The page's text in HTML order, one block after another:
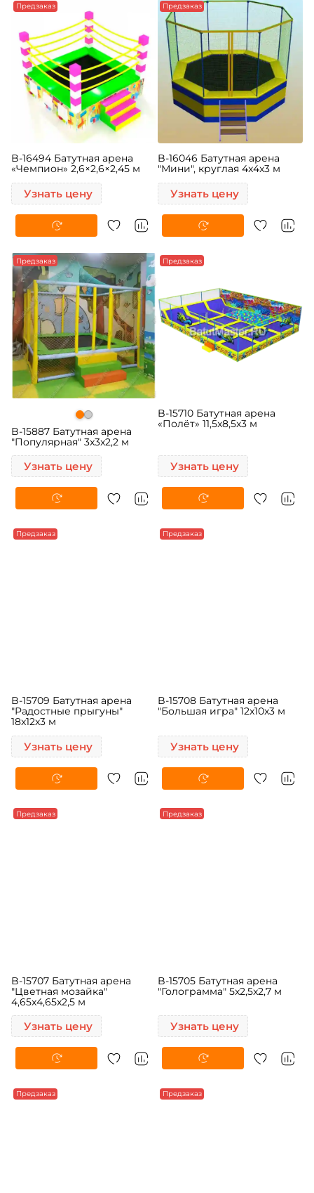
Предзаказ
B-16494 Батутная арена
«Чемпион» 2,6×2,6×2,45 м
Узнать цену
Предзаказ
B-16046 Батутная арена
"Мини", круглая 4x4x3 м
Узнать цену
Предзаказ
B-15887 Батутная арена
"Популярная" 3x3x2,2 м
Узнать цену
Предзаказ
B-15710 Батутная арена
«Полёт» 11,5x8,5x3 м
Узнать цену
Предзаказ
"Радостные прыгуны"
18x12x3 м
Предзаказ
"Большая игра" 12x10x3 м
Узнать цену Узнать цену
Предзаказ Предзаказ